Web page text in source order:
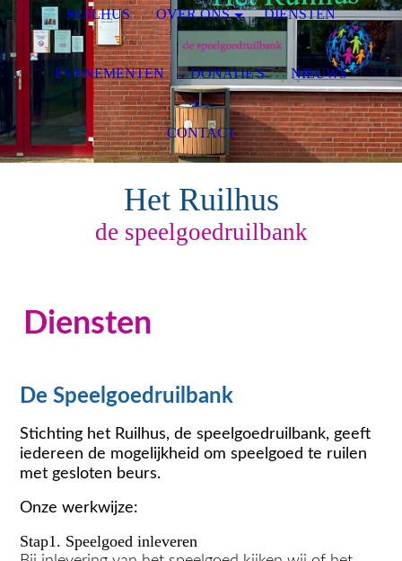
Het Ruilhus
de speelgoedruilbank
Diensten
De Speelgoedruilbank
Stichting het Ruilhus, de speelgoedruilbank, geeft
iedereen de mogelijkheid om speelgoed te ruilen
met gesloten beurs.
Onze werkwijze:
Stap1. Speelgoed inleveren
RUILHUS OVER ONS DIENSTEN
EVENEMENTEN DONATIE'S NIEUWS
CONTACT